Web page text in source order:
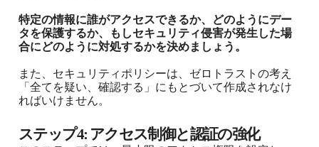
特定の情報に誰がアクセスできるか、どのようにデー
タを保護するか、もしセキュリティ侵害が発生した場
合にどのように対処するかを決めましょう。
また、セキュリティポリシーは、ゼロトラストの考え
「全てを疑い、確認する」にもとづいて作成されなけ
ればいけません。
ステップ4: アクセス制御と認証の強化